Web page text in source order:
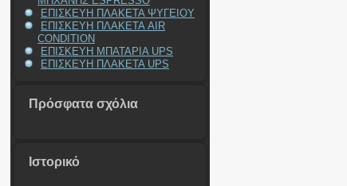
ΕΠΙΣΚΕΥΗ ΠΛΑΚΕΤΑ ΨΥΓΕΙΟΥ
ΕΠΙΣΚΕΥΗ ΠΛΑΚΕΤΑ AIR
CONDITION
ΕΠΙΣΚΕΥΗ ΜΠΑΤΑΡΙΑ UPS
ΕΠΙΣΚΕΥΗ ΠΛΑΚΕΤΑ UPS
Πρόσφατα σχόλια
Ιστορικό